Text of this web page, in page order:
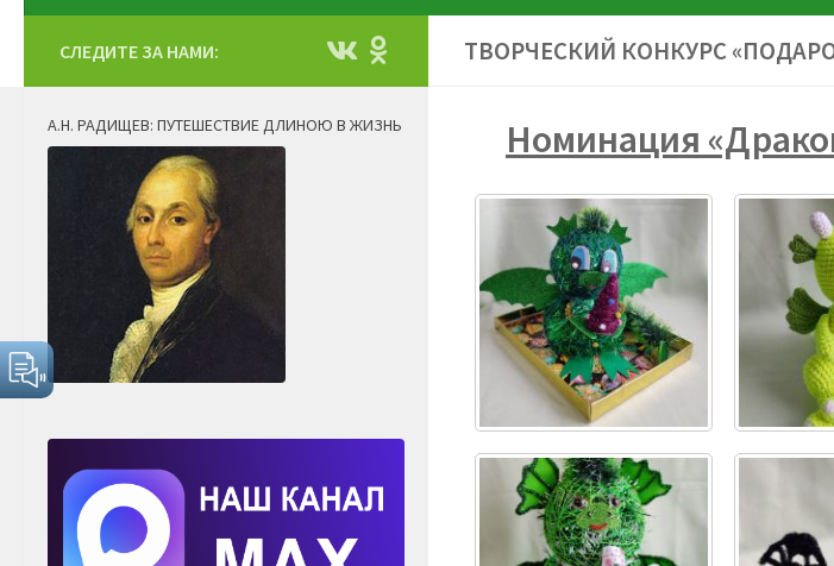
ТВОРЧЕСКИЙ КОНКУРС
Номинация
СЛЕДИТЕ ЗА НАМИ:
А.Н. РАДИЩЕВ: ПУТЕШЕСТВИЕ ДЛИНОЮ В ЖИЗНЬ